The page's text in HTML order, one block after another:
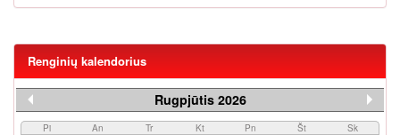
Renginių kalendorius
Rugpjūtis 2026
Pi An Tr Kt Pn Št Sk